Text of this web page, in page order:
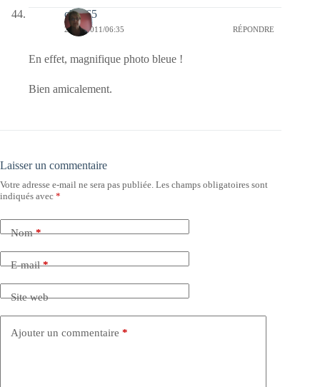
clara65
22/07/2011/06:35 RÉPONDRE
En effet, magnifique photo bleue !
Bien amicalement.
Laisser un commentaire
Votre adresse e-mail ne sera pas publiée. Les champs obligatoires sont
indiqués avec *
Nom*
E-mail*
Site web
Ajouter un commentaire *